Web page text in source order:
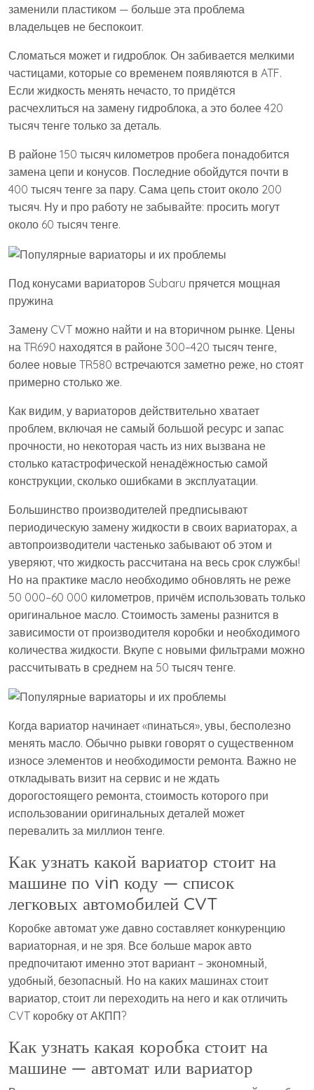
заменили пластиком — больше эта проблема
владельцев не беспокоит.
Сломаться может и гидроблок. Он забивается мелкими
частицами, которые со временем появляются в ATF.
Если жидкость менять нечасто, то придётся
расчехлиться на замену гидроблока, а это более 420
тысяч тенге только за деталь.
В районе 150 тысяч километров пробега понадобится
замена цепи и конусов. Последние обойдутся почти в
400 тысяч тенге за пару. Сама цепь стоит около 200
тысяч. Ну и про работу не забывайте: просить могут
около 60 тысяч тенге.
Под конусами вариаторов Subaru прячется мощная
пружина
Замену CVT можно найти и на вторичном рынке. Цены
на TR690 находятся в районе 300–420 тысяч тенге,
более новые TR580 встречаются заметно реже, но стоят
примерно столько же.
Как видим, у вариаторов действительно хватает
проблем, включая не самый большой ресурс и запас
прочности, но некоторая часть из них вызвана не
столько катастрофической ненадёжностью самой
конструкции, сколько ошибками в эксплуатации.
Большинство производителей предписывают
периодическую замену жидкости в своих вариаторах, а
автопроизводители частенько забывают об этом и
уверяют, что жидкость рассчитана на весь срок службы!
Но на практике масло необходимо обновлять не реже
50 000–60 000 километров, причём использовать только
оригинальное масло. Стоимость замены разнится в
зависимости от производителя коробки и необходимого
количества жидкости. Вкупе с новыми фильтрами можно
рассчитывать в среднем на 50 тысяч тенге.
Когда вариатор начинает «пинаться», увы, бесполезно
менять масло. Обычно рывки говорят о существенном
износе элементов и необходимости ремонта. Важно не
откладывать визит на сервис и не ждать
дорогостоящего ремонта, стоимость которого при
использовании оригинальных деталей может
перевалить за миллион тенге.
Как узнать какой вариатор стоит на
машине по vin коду — список
легковых автомобилей CVT
Коробке автомат уже давно составляет конкуренцию
вариаторная, и не зря. Все больше марок авто
предпочитают именно этот вариант – экономный,
удобный, безопасный. Но на каких машинах стоит
вариатор, стоит ли переходить на него и как отличить
CVT коробку от АКПП?
Как узнать какая коробка стоит на
машине — автомат или вариатор